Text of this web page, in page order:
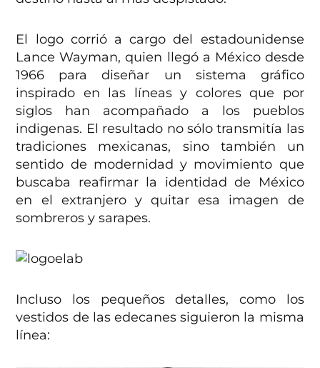
El logo corrió a cargo del estadounidense
Lance Wayman, quien llegó a México desde
1966 para diseñar un sistema gráfico
inspirado en las líneas y colores que por
siglos han acompañado a los pueblos
indigenas. El resultado no sólo transmitía las
tradiciones mexicanas, sino también un
sentido de modernidad y movimiento que
buscaba reafirmar la identidad de México
en el extranjero y quitar esa imagen de
sombreros y sarapes.
Incluso los pequeños detalles, como los
vestidos de las edecanes siguieron la misma
línea: